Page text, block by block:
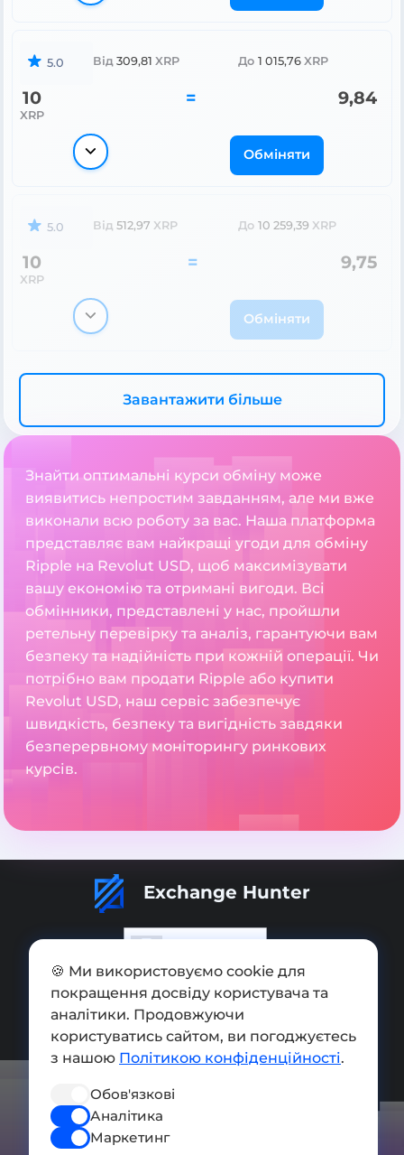
5.0 Від 309,81 XRP До 1 015,76 XRP
10
XRP
= 9,84
Обміняти
5.0 Від 512,97 XRP До 10 259,39 XRP
10
XRP
= 9,75
Обміняти
Завантажити більше
Знайти оптимальні курси обміну може
виявитись непростим завданням, але ми вже
виконали всю роботу за вас. Наша платформа
представляє вам найкращі угоди для обміну
Ripple на Revolut USD, щоб максимізувати
вашу економію та отримані вигоди. Всі
обмінники, представлені у нас, пройшли
ретельну перевірку та аналіз, гарантуючи вам
безпеку та надійність при кожній операції. Чи
потрібно вам продати Ripple або купити
Revolut USD, наш сервіс забезпечує
швидкість, безпеку та вигідність завдяки
безперервному моніторингу ринкових
курсів.
Exchange Hunter
Додати обмінник
Мапа сайту
Press kit
Умови використання
🍪 Ми використовуємо cookie для
покращення досвіду користувача та
аналітики. Продовжуючи
користуватись сайтом, ви погоджуєтесь
з нашою Політикою конфіденційності.
Обов'язкові
Аналітика
Маркетинг